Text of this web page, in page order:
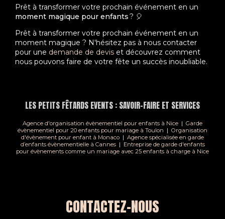
Prêt à transformer votre prochain événement en un
moment magique pour enfants? 🎈
Prêt à transformer votre prochain événement en un
moment magique ? N'hésitez pas à nous contacter
pour une demande de devis et découvrez comment
nous pouvons faire de votre fête un succès inoubliable.
LES PETITS FÊTARDS EVENTS : SAVOIR-FAIRE ET SERVICES
Agence d'organisation évènementiel pour enfants à Nice | Garde
évènementiel pour 20 enfants pour mariage à Toulon | Organisation
d'évènement pour enfant à Monaco | Agence spécialisée en garde
d’enfants évènementielle à Cannes | Entreprise de garde d'enfants
pour évènements comme un mariage avec 25 enfants à charge à Nice
CONTACTEZ-NOUS